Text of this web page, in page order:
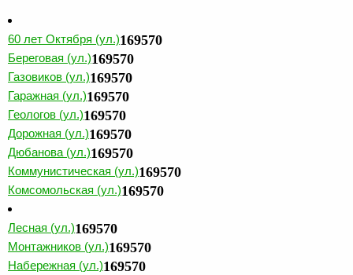
60 лет Октября (ул.)169570
Береговая (ул.)169570
Газовиков (ул.)169570
Гаражная (ул.)169570
Геологов (ул.)169570
Дорожная (ул.)169570
Дюбанова (ул.)169570
Коммунистическая (ул.)169570
Комсомольская (ул.)169570
Лесная (ул.)169570
Монтажников (ул.)169570
Набережная (ул.)169570